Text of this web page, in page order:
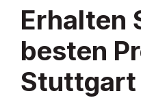
Erhalten
besten
Stuttgart